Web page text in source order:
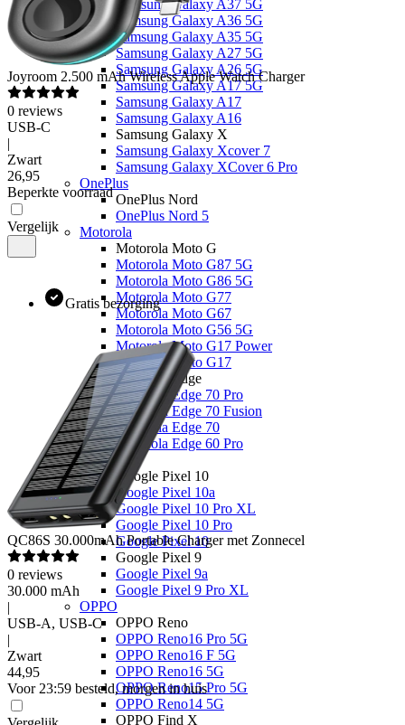
Samsung Galaxy A37 5G
Samsung Galaxy A36 5G
Samsung Galaxy A35 5G
Samsung Galaxy A27 5G
Samsung Galaxy A26 5G
Samsung Galaxy A17 5G
Samsung Galaxy A17
Samsung Galaxy A16
Samsung Galaxy X
Samsung Galaxy Xcover 7
Samsung Galaxy XCover 6 Pro
OnePlus
OnePlus Nord
OnePlus Nord 5
Motorola
Motorola Moto G
Motorola Moto G87 5G
Motorola Moto G86 5G
Motorola Moto G77
Motorola Moto G67
Motorola Moto G56 5G
Motorola Moto G17 Power
Motorola Moto G17
Motorola Edge
Motorola Edge 70 Pro
Motorola Edge 70 Fusion
Motorola Edge 70
Motorola Edge 60 Pro
Google
Google Pixel 10
Google Pixel 10a
Google Pixel 10 Pro XL
Google Pixel 10 Pro
Google Pixel 10
Google Pixel 9
Google Pixel 9a
Google Pixel 9 Pro XL
OPPO
OPPO Reno
OPPO Reno16 Pro 5G
OPPO Reno16 F 5G
OPPO Reno16 5G
OPPO Reno15 Pro 5G
OPPO Reno14 5G
OPPO Find X
Joyroom 2.500 mAh Wireless Apple Watch Charger
0 reviews
USB-C
|
Zwart
26,95
Beperkte voorraad
Vergelijk
Gratis bezorging
QC86S 30.000mAh Portable Charger met Zonnecel
0 reviews
30.000 mAh
|
USB-A, USB-C
|
Zwart
44,95
Voor 23:59 besteld, morgen in huis